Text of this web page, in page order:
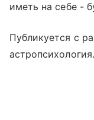
иметь на себе -
Публикуется с
астропсихология.